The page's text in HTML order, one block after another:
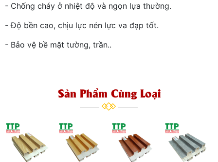
- Chống cháy ở nhiệt độ và ngọn lựa thường.
- Độ bền cao, chịu lực nén lực va đạp tốt.
- Bảo vệ bề mặt tường, trần..
Sản Phẩm Cùng Loại